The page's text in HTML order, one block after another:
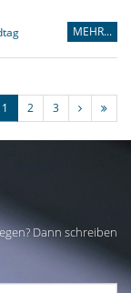
MEHR...
1 2 3
Dann schreiben